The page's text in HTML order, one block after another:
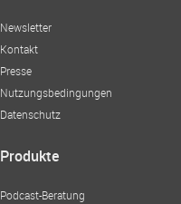
Newsletter
Kontakt
Presse
Nutzungsbedingungen
Datenschutz
Produkte
Podcast-Beratung